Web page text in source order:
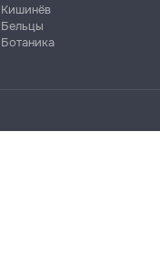
Кишинёв
Бельцы
Ботаника